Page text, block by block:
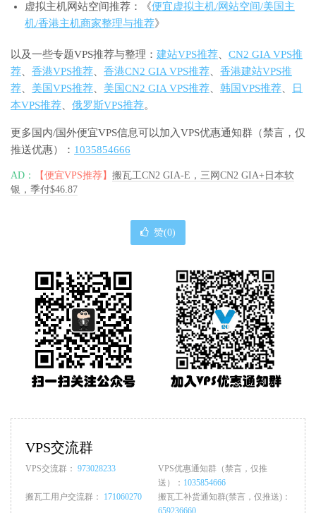
虚拟主机网站空间推荐：《便宜虚拟主机/网站空间/美国主
机/香港主机商家整理与推荐》
以及一些专题VPS推荐与整理： 建站VPS推荐、 CN2 GIA VPS推
荐、 香港VPS推荐、 香港CN2 GIA VPS推荐、 香港建站VPS推
荐、 美国VPS推荐、 美国CN2 GIA VPS推荐、 韩国VPS推荐、
日
本VPS推荐、 俄罗斯VPS推荐。
更多国内/国外便宜VPS信息可以加入VPS优惠通知群（禁言，仅
推送优惠）： 1035854666
AD： 【便宜VPS推荐】 搬瓦工CN2 GIA-E，三网CN2 GIA+日本软
银，季付$46.87
赞(0)
VPS交流群
VPS交流群： 973028233
VPS优惠通知群（禁言，仅推
送）： 1035854666
搬瓦工用户交流群： 171060270
搬瓦工补货通知群(禁言，仅推送)：
659236660